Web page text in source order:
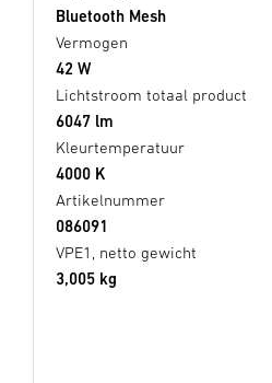
Bluetooth Mesh
Vermogen
42 W
Lichtstroom totaal product
6047 lm
Kleurtemperatuur
4000 K
Artikelnummer
086091
VPE1, netto gewicht
3,005 kg